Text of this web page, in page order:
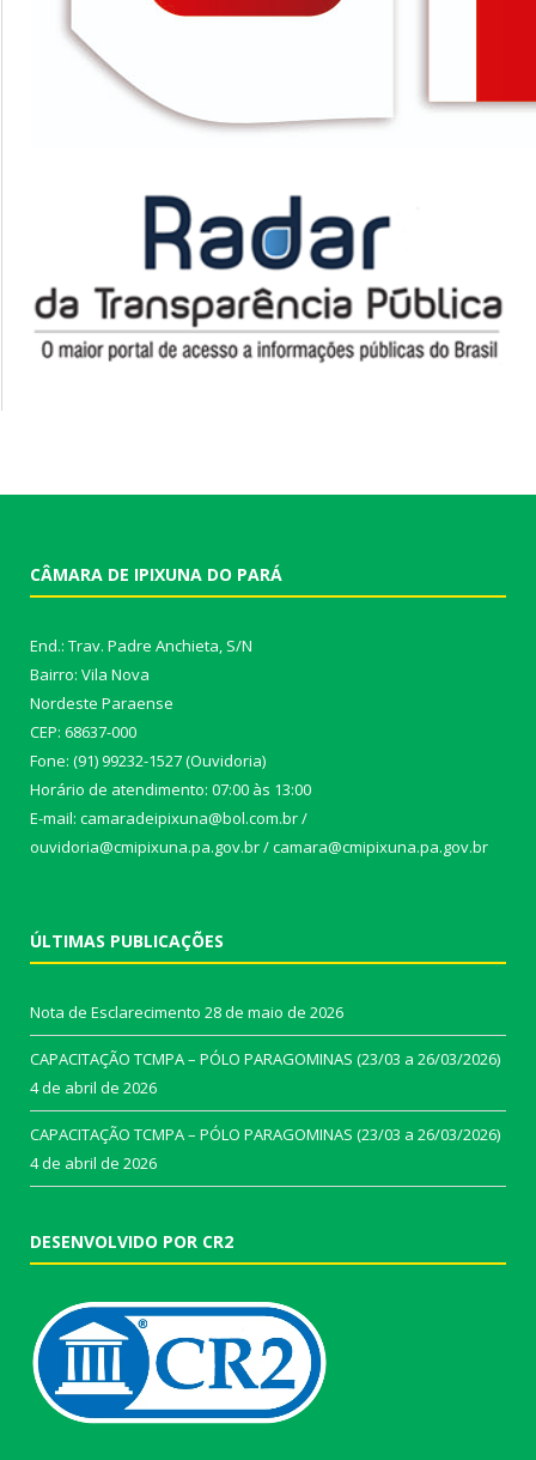
CÂMARA DE IPIXUNA DO PARÁ
End.: Trav. Padre Anchieta, S/N
Bairro: Vila Nova
Nordeste Paraense
CEP: 68637-000
Fone: (91) 99232-1527 (Ouvidoria)
Horário de atendimento: 07:00 às 13:00
E-mail: camaradeipixuna@bol.com.br /
ouvidoria@cmipixuna.pa.gov.br / camara@cmipixuna.pa.gov.br
ÚLTIMAS PUBLICAÇÕES
Nota de Esclarecimento 28 de maio de 2026
CAPACITAÇÃO TCMPA – PÓLO PARAGOMINAS (23/03 a 26/03/2026)
4 de abril de 2026
CAPACITAÇÃO TCMPA – PÓLO PARAGOMINAS (23/03 a 26/03/2026)
4 de abril de 2026
DESENVOLVIDO POR CR2